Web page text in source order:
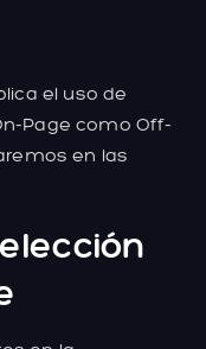
el uso de
Page como Off-
en las